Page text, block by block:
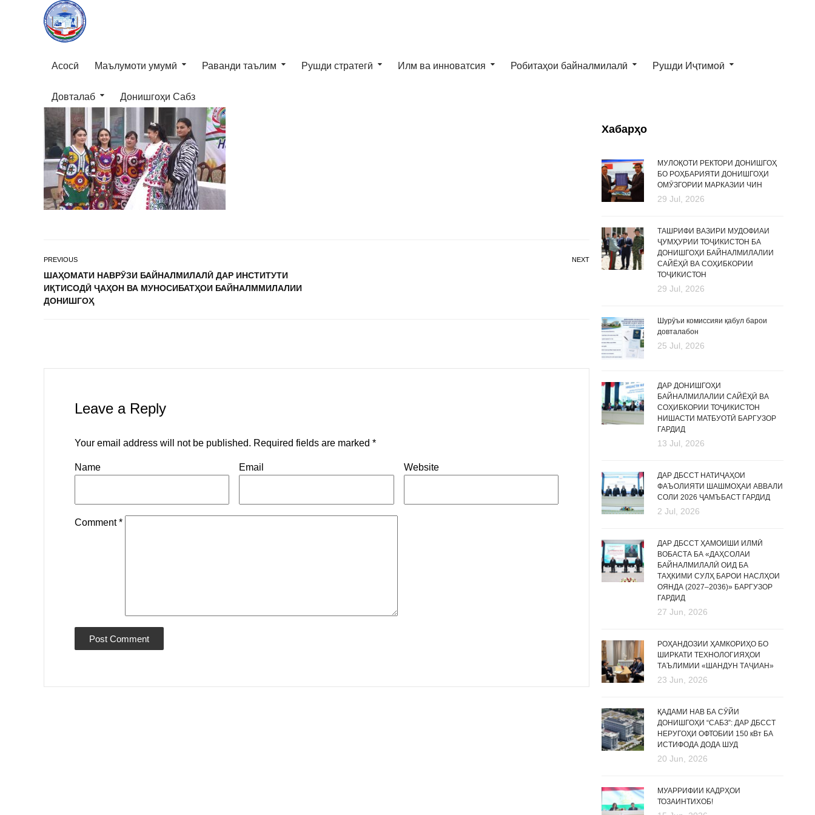
Асосӣ Маълумоти умумӣ Раванди таълим Рушди стратегӣ Илм ва инноватсия Робитаҳои байналмилалӣ Рушди Иҷтимоӣ
Довталаб Донишгоҳи Сабз
PREVIOUS
ШАҲОМАТИ НАВРӮЗИ БАЙНАЛМИЛАЛӢ ДАР ИНСТИТУТИ
ИҚТИСОДӢ ҶАҲОН ВА МУНОСИБАТҲОИ БАЙНАЛММИЛАЛИИ
ДОНИШГОҲ
NEXT
Leave a Reply
Your email address will not be published. Required fields are marked *
Name Email Website
Comment*
Хабарҳо
МУЛОҚОТИ РЕКТОРИ ДОНИШГОҲ
БО РОҲБАРИЯТИ ДОНИШГОҲИ
ОМӮЗГОРИИ МАРКАЗИИ ЧИН
29 Jul, 2026
ТАШРИФИ ВАЗИРИ МУДОФИАИ
ҶУМҲУРИИ ТОҶИКИСТОН БА
ДОНИШГОҲИ БАЙНАЛМИЛАЛИИ
САЙЁҲӢ ВА СОҲИБКОРИИ
ТОҶИКИСТОН
29 Jul, 2026
Шурӯъи комиссияи қабул барои
довталабон
25 Jul, 2026
ДАР ДОНИШГОҲИ
БАЙНАЛМИЛАЛИИ САЙЁҲӢ ВА
СОҲИБКОРИИ ТОҶИКИСТОН
НИШАСТИ МАТБУОТӢ БАРГУЗОР
ГАРДИД
13 Jul, 2026
ДАР ДБССТ НАТИҶАҲОИ
ФАЪОЛИЯТИ ШАШМОҲАИ АВВАЛИ
СОЛИ 2026 ҶАМЪБАСТ ГАРДИД
2 Jul, 2026
ДАР ДБССТ ҲАМОИШИ ИЛМӢ
ВОБАСТА БА «ДАҲСОЛАИ
БАЙНАЛМИЛАЛӢ ОИД БА
ТАҲКИМИ СУЛҲ БАРОИ НАСЛҲОИ
ОЯНДА (2027–2036)» БАРГУЗОР
ГАРДИД
27 Jun, 2026
РОҲАНДОЗИИ ҲАМКОРИҲО БО
ШИРКАТИ ТЕХНОЛОГИЯҲОИ
ТАЪЛИМИИ «ШАНДУН ТАҶИАН»
23 Jun, 2026
ҚАДАМИ НАВ БА СӮЙИ
ДОНИШГОҲИ “САБЗ”: ДАР ДБССТ
НЕРУГОҲИ ОФТОБИИ 150 кВт БА
ИСТИФОДА ДОДА ШУД
20 Jun, 2026
МУАРРИФИИ КАДРҲОИ
ТОЗАИНТИХОБ!